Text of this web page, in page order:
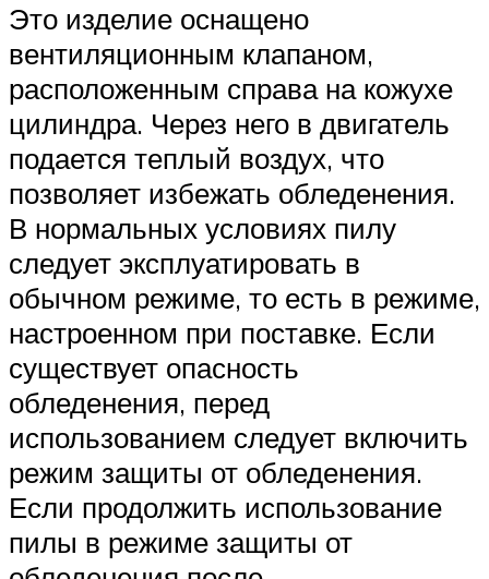
Это изделие оснащено
вентиляционным клапаном,
расположенным справа на кожухе
цилиндра. Через него в двигатель
подается теплый воздух, что
позволяет избежать обледенения.
В нормальных условиях пилу
следует эксплуатировать в
обычном режиме, то есть в режиме,
настроенном при поставке. Если
существует опасность
обледенения, перед
использованием следует включить
режим защиты от обледенения.
Если продолжить использование
пилы в режиме защиты от